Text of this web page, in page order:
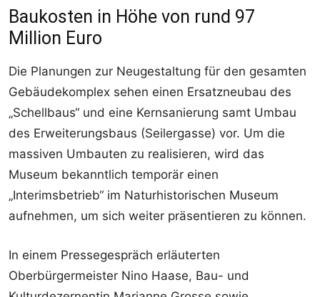
Baukosten in Höhe von rund 97
Million Euro
Die Planungen zur Neugestaltung für den gesamten
Gebäudekomplex sehen einen Ersatzneubau des
„Schellbaus“ und eine Kernsanierung samt Umbau
des Erweiterungsbaus (Seilergasse) vor. Um die
massiven Umbauten zu realisieren, wird das
Museum bekanntlich temporär einen
„Interimsbetrieb“ im Naturhistorischen Museum
aufnehmen, um sich weiter präsentieren zu können.
In einem Pressegespräch erläuterten
Oberbürgermeister Nino Haase, Bau- und